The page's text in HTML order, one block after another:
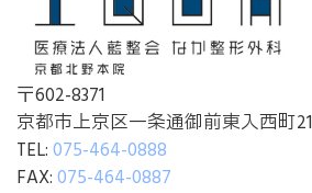
〒602-8371
京都市上京区一条通御前東入西町21
TEL: 075-464-0888
FAX: 075-464-0887